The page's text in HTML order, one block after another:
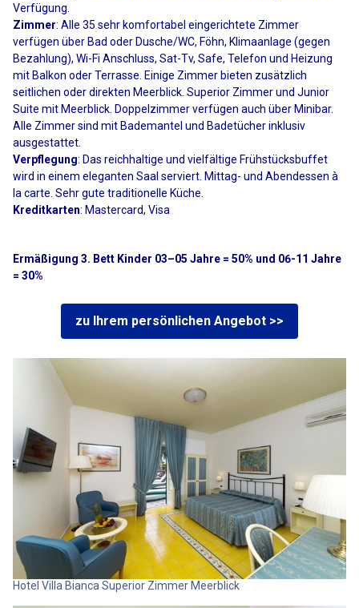
Verfügung.
Zimmer: Alle 35 sehr komfortabel eingerichtete Zimmer
verfügen über Bad oder Dusche/WC, Föhn, Klimaanlage (gegen
Bezahlung), Wi-Fi Anschluss, Sat-Tv, Safe, Telefon und Heizung
mit Balkon oder Terrasse. Einige Zimmer bieten zusätzlich
seitlichen oder direkten Meerblick. Superior Zimmer und Junior
Suite mit Meerblick. Doppelzimmer verfügen auch über Minibar.
Alle Zimmer sind mit Bademantel und Badetücher inklusiv
ausgestattet.
Verpflegung: Das reichhaltige und vielfältige Frühstücksbuffet
wird in einem eleganten Saal serviert. Mittag- und Abendessen à
la carte. Sehr gute traditionelle Küche.
Kreditkarten: Mastercard, Visa
Ermäßigung 3. Bett Kinder 03–05 Jahre = 50% und 06-11 Jahre
= 30%
zu Ihrem persönlichen Angebot >>
Hotel Villa Bianca Superior Zimmer Meerblick